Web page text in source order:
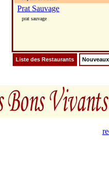
Prat Sauvage
prat sauvage
Liste des Restaurants